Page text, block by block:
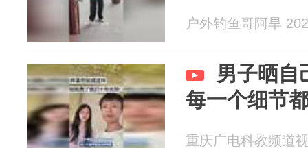
户外钓鱼哥阿旱
男子晒自
每一个细节
重庆广电科教频道